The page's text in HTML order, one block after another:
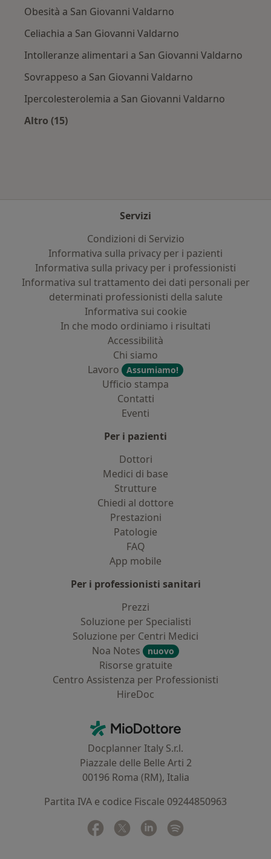
Obesità a San Giovanni Valdarno
Celiachia a San Giovanni Valdarno
Intolleranze alimentari a San Giovanni Valdarno
Sovrappeso a San Giovanni Valdarno
Ipercolesterolemia a San Giovanni Valdarno
Altro (15)
Servizi
Condizioni di Servizio
Informativa sulla privacy per i pazienti
Informativa sulla privacy per i professionisti
Informativa sul trattamento dei dati personali per
determinati professionisti della salute
Informativa sui cookie
In che modo ordiniamo i risultati
Accessibilità
Chi siamo
Lavoro
Assumiamo!
Ufficio stampa
Contatti
Eventi
Per i pazienti
Dottori
Medici di base
Strutture
Chiedi al dottore
Prestazioni
Patologie
FAQ
App mobile
Per i professionisti sanitari
Prezzi
Soluzione per Specialisti
Soluzione per Centri Medici
Noa Notes
nuovo
Risorse gratuite
Centro Assistenza per Professionisti
HireDoc
MioDottore - Homepage
Docplanner Italy S.r.l.
Piazzale delle Belle Arti 2
00196 Roma (RM), Italia
Partita IVA e codice Fiscale 09244850963
Facebook
si apre in una nuova scheda
Twitter
si apre in una nuova scheda
Linkedin
si apre in una nuova